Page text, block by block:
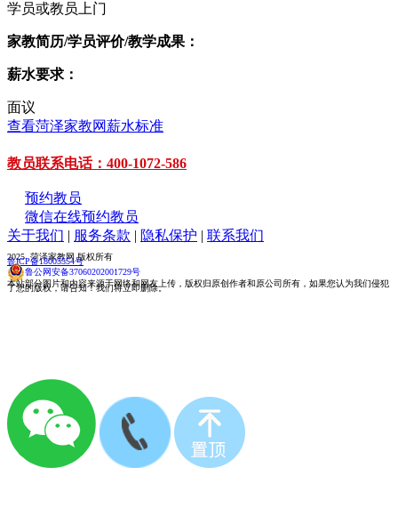
学员或教员上门
家教简历/学员评价/教学成果：
薪水要求：
面议
查看菏泽家教网薪水标准
教员联系电话：400-1072-586
预约教员
微信在线预约教员
关于我们 | 服务条款 | 隐私保护 | 联系我们
2025 菏泽家教网 版权所有
鲁ICP备18005554号
鲁公网安备37060202001729号
本站部分图片和内容来源于网络和网友上传，版权归原创作者和原公司所有，如果您认为我们侵犯
了您的版权，请告知！我们将立即删除。